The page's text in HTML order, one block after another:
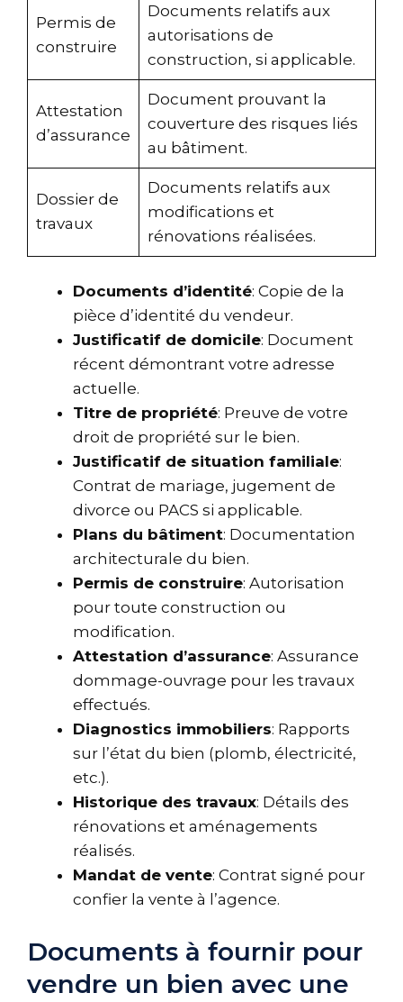
Permis de
construire
Documents relatifs aux
autorisations de
construction, si applicable.
Attestation
d’assurance
Document prouvant la
couverture des risques liés
au bâtiment.
Dossier de
travaux
Documents relatifs aux
modifications et
rénovations réalisées.
Documents d’identité: Copie de la
pièce d’identité du vendeur.
Justificatif de domicile: Document
récent démontrant votre adresse
actuelle.
Titre de propriété: Preuve de votre
droit de propriété sur le bien.
Justificatif de situation familiale:
Contrat de mariage, jugement de
divorce ou PACS si applicable.
Plans du bâtiment: Documentation
architecturale du bien.
Permis de construire: Autorisation
pour toute construction ou
modification.
Attestation d’assurance: Assurance
dommage-ouvrage pour les travaux
effectués.
Diagnostics immobiliers: Rapports
sur l’état du bien (plomb, électricité,
etc.).
Historique des travaux: Détails des
rénovations et aménagements
réalisés.
Mandat de vente: Contrat signé pour
confier la vente à l’agence.
Documents à fournir pour
vendre un bien avec une